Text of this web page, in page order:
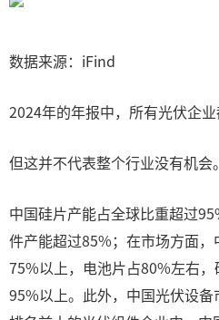
数据来源：iFind
2024年的年报中，所有光伏企业
但这并不代表整个行业没有机会。
中国硅片产能占全球比重超过
件产能超过85%；在市场方面
75%以上，电池片占80%左右
95%以上。此外，中国光伏设